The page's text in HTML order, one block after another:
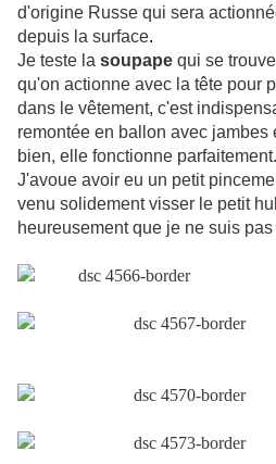
d'origine Russe qui sera
depuis la surface.
Je teste la soupape qui se
qu'on actionne avec la tête pour
dans le vêtement, c'est
remontée en ballon avec jambes
bien, elle fonctionne parfaitement.
J'avoue avoir eu un petit
venu solidement visser le petit
heureusement que je ne suis